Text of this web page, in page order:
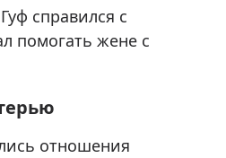
справился с
помогать жене с
отношения